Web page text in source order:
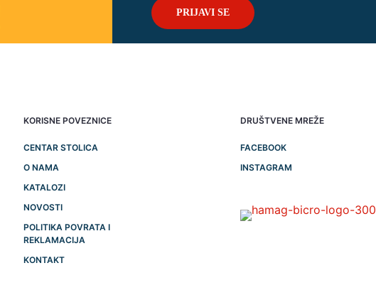
KORISNE POVEZNICE
CENTAR STOLICA
O NAMA
KATALOZI
NOVOSTI
POLITIKA POVRATA I
REKLAMACIJA
KONTAKT
DRUŠTVENE MREŽE
FACEBOOK
INSTAGRAM